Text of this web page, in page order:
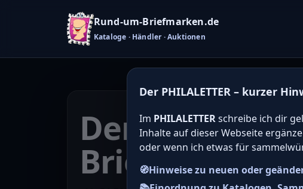
Rund-um-Briefmarken.de
Kataloge · Händler · Auktionen
Der PHILALETTER – kurzer
Im PHILALETTERschreibe ich dir
Inhalte auf dieser Webseite
oder wenn ich etwas für
🧭Hinweise zu neuen oder
Den
Briefmarken